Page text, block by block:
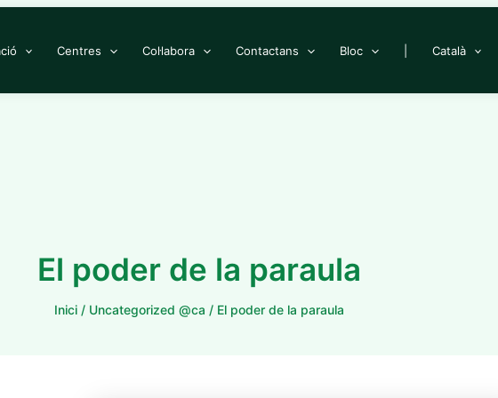
Centres Col·labora Contactans Bloc Català
El poder de la paraula
Inici Uncategorized @ca El poder de la paraula